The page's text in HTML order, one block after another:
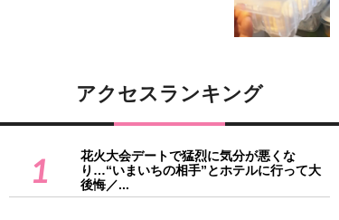
アクセスランキング
1
花火大会デートで猛烈に気分が悪くな
り…“いまいちの相手”とホテルに行って大
後悔／...